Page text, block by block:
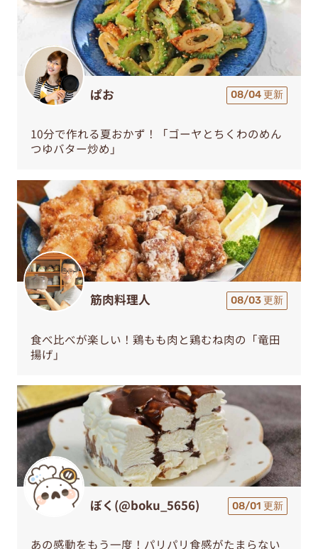
ぱお 08/04 更新
10分で作れる夏おかず！「ゴーヤとちくわのめん
つゆバター炒め」
筋肉料理人 08/03 更新
食べ比べが楽しい！鶏もも肉と鶏むね肉の「竜田
揚げ」
ぼく(@boku_5656) 08/01 更新
あの感動をもう一度！パリパリ食感がたまらない